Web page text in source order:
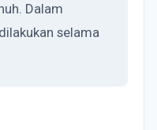
Dalam
selama